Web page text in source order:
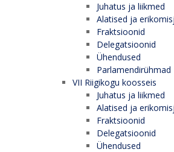
Juhatus ja liikmed
Alatised ja
Fraktsioonid
Delegatsioonid
Ühendused
Parlamendirühmad
VII Riigikogu koosseis
Juhatus ja liikmed
Alatised ja
Fraktsioonid
Delegatsioonid
Ühendused